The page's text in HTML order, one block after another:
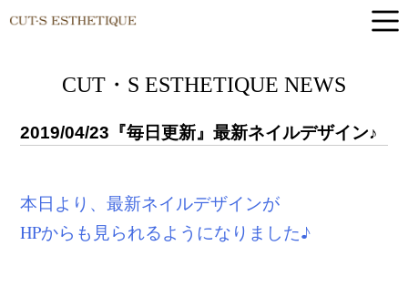
CUT・S ESTHETIQUE NEWS
2019/04/23 『毎日更新』最新ネイルデザイン♪
本日より、最新ネイルデザインが
HPからも見られるようになりました♪